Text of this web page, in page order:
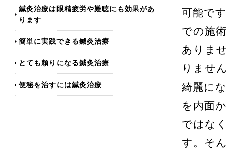
可能で
での施
ありま
りませ
綺麗に
を内面
ではな
す。そ
鍼灸治療は眼精疲労や難聴にも効果があ
ります
簡単に実践できる鍼灸治療
とても頼りになる鍼灸治療
便秘を治すには鍼灸治療